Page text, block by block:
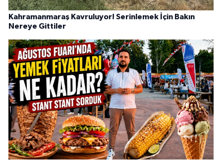
Kahramanmaraş Kavruluyor! Serinlemek İçin Bakın
Nereye Gittiler